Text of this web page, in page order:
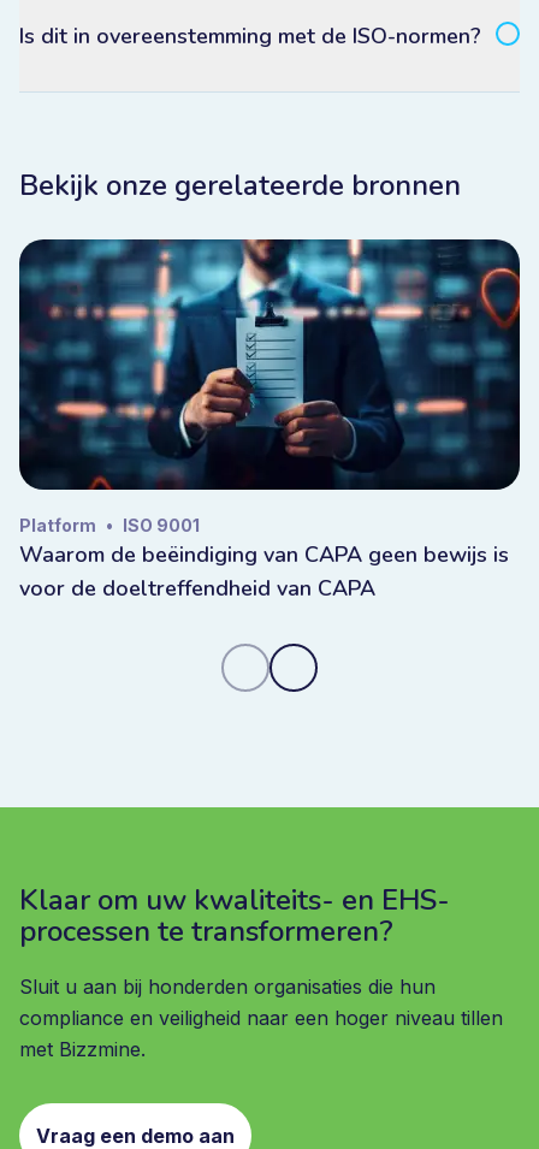
Is dit in overeenstemming met de ISO-normen?
Bekijk onze gerelateerde bronnen
Platform • ISO 9001
Waarom de beëindiging van CAPA geen bewijs is
voor de doeltreffendheid van CAPA
Klaar om uw kwaliteits- en EHS-
processen te transformeren?
Sluit u aan bij honderden organisaties die hun
compliance en veiligheid naar een hoger niveau tillen
met Bizzmine.
Vraag een demo aan